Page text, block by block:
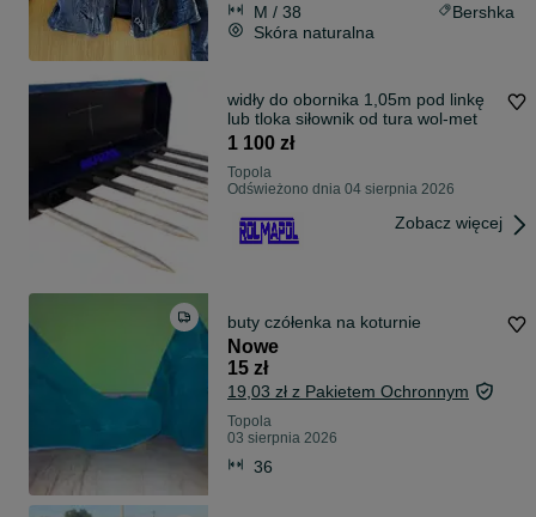
M / 38
Bershka
Skóra naturalna
widły do obornika 1,05m pod linkę
lub tloka siłownik od tura wol-met
1 100 zł
Topola
Odświeżono dnia 04 sierpnia 2026
Zobacz więcej
buty czółenka na koturnie
Nowe
15 zł
19,03 zł z Pakietem Ochronnym
Topola
03 sierpnia 2026
36